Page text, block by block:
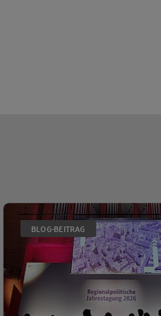
Nur wer sät, kann ernten: Die
BLOG-BEITRAG